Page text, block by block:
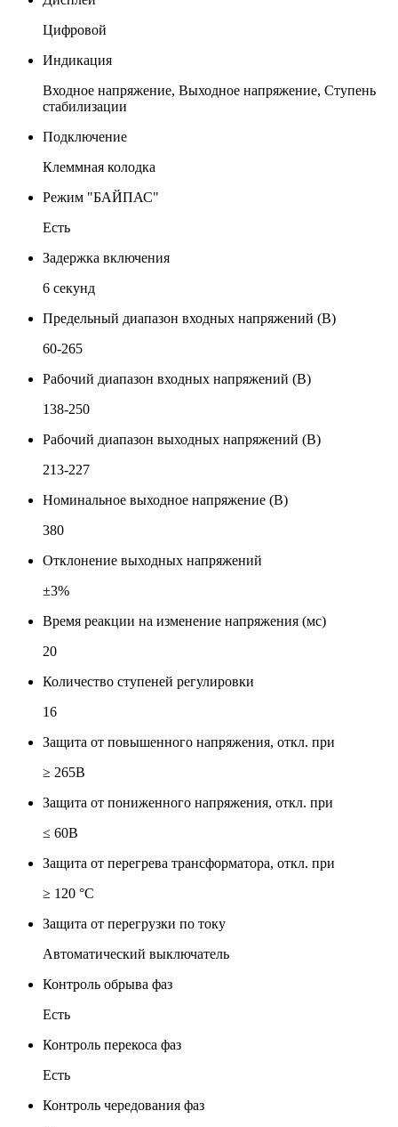
Цифровой
Индикация
Входное напряжение, Выходное напряжение, Ступень
стабилизации
Подключение
Клеммная колодка
Режим "БАЙПАС"
Есть
Задержка включения
6 секунд
Предельный диапазон входных напряжений (В)
60-265
Рабочий диапазон входных напряжений (В)
138-250
Рабочий диапазон выходных напряжений (В)
213-227
Номинальное выходное напряжение (В)
380
Отклонение выходных напряжений
±3%
Время реакции на изменение напряжения (мс)
20
Количество ступеней регулировки
16
Защита от повышенного напряжения, откл. при
≥ 265В
Защита от пониженного напряжения, откл. при
≤ 60В
Защита от перегрева трансформатора, откл. при
≥ 120 °С
Защита от перегрузки по току
Автоматический выключатель
Контроль обрыва фаз
Есть
Контроль перекоса фаз
Есть
Контроль чередования фаз